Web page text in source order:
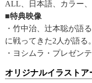
ALL、日本語、カラー
■特典映像
・竹中治、辻本聡が語
に戦ってきた2人が語る。
・ヨシムラ・プレゼン
オリジナルイラスト